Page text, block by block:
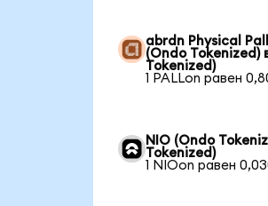
abrdn Physical
(Ondo Tokenized)
Tokenized)
1 PALLon равен
NIO (Ondo
Tokenized)
1 NIOon равен